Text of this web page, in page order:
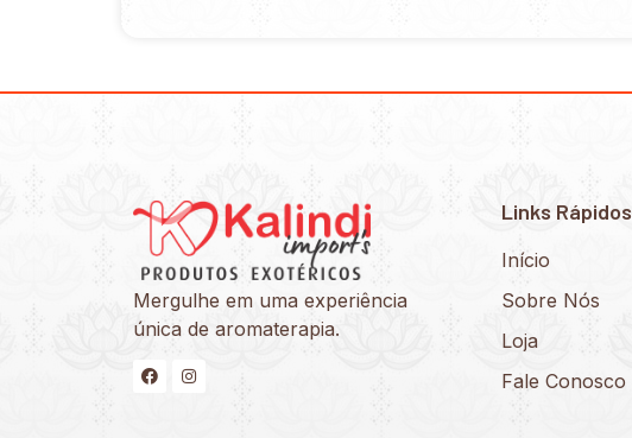
Mergulhe em uma experiência
única de aromaterapia.
Links Rápidos
Início
Sobre Nós
Loja
Fale Conosco